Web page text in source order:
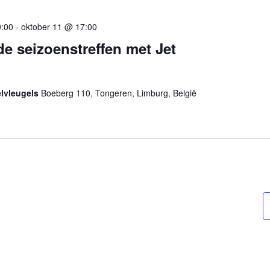
seizoenstreffen met Jet
-oktober 11 @ 17:00
Boeberg 110, Tongeren, Limburg, België